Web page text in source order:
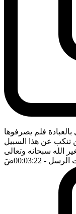
فلم يصرفوها
تنكب عن هذا السبيل
الله سبحانه وتعالى
الرسل - 00:03:22 ضَ